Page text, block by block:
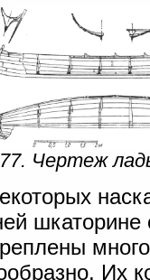
Чертеж
шкаторине
Их